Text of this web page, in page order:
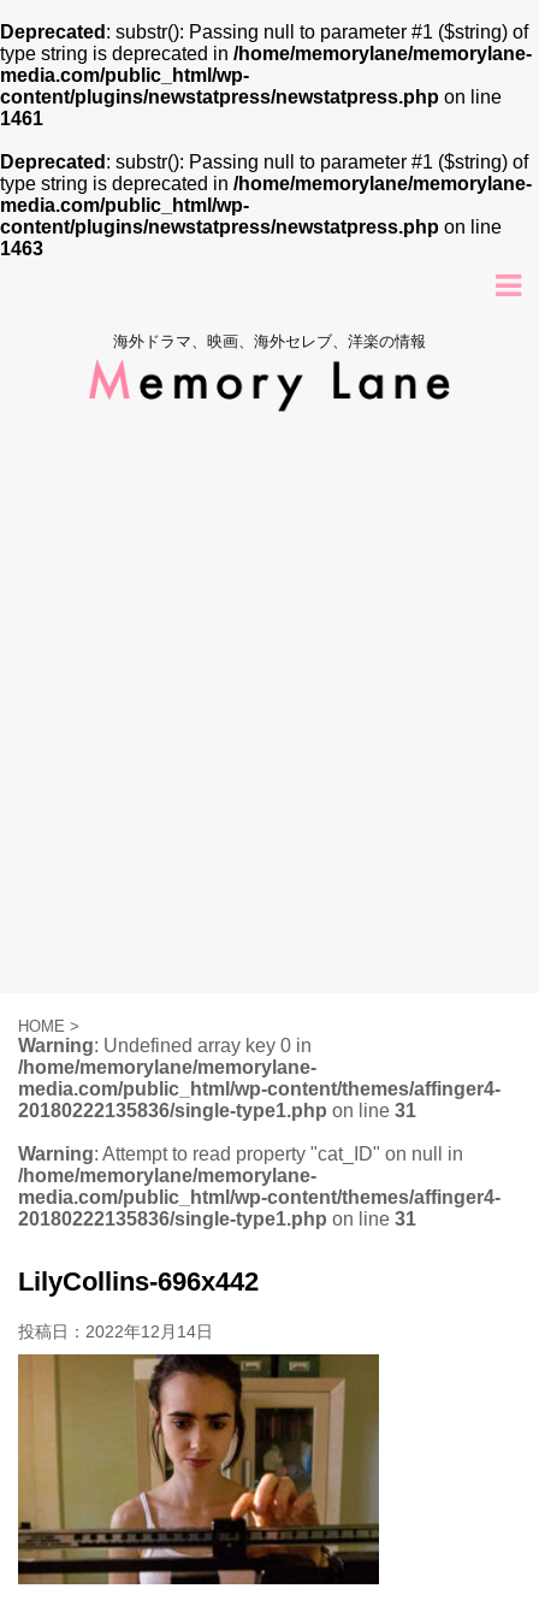
Deprecated : substr(): Passing null to parameter #1 ($string) of
type string is deprecated in /home/memorylane/memorylane-
media.com/public_html/wp-
content/plugins/newstatpress/newstatpress.php on line
1461
Deprecated : substr(): Passing null to parameter #1 ($string) of
type string is deprecated in /home/memorylane/memorylane-
media.com/public_html/wp-
content/plugins/newstatpress/newstatpress.php on line
1463
海外ドラマ、映画、海外セレブ、洋楽の情報
HOME >
Warning: Undefined array key 0 in
/home/memorylane/memorylane-
media.com/public_html/wp-content/themes/affinger4-
20180222135836/single-type1.php on line 31
Warning: Attempt to read property "cat_ID" on null in
/home/memorylane/memorylane-
media.com/public_html/wp-content/themes/affinger4-
20180222135836/single-type1.php on line 31
LilyCollins-696x442
投稿日： 2022年12月14日